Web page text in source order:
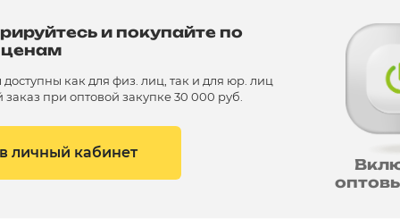
и покупайте по
как для физ. лиц, так и для юр. лиц
при оптовой закупке 30 000 руб.
личный кабинет